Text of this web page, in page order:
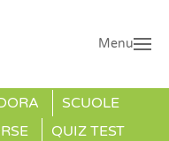
Menu
SCUOLE
QUIZ TEST